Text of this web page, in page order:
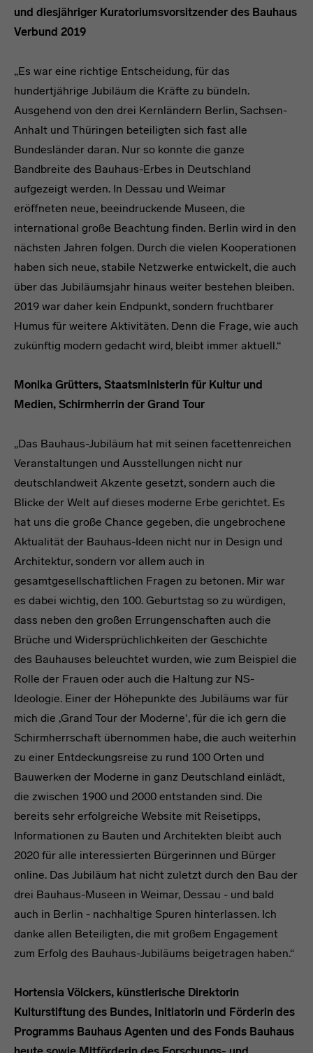
und diesjähriger Kuratoriumsvorsitzender des Bauhaus
Verbund 2019
„Es war eine richtige Entscheidung, für das
hundertjährige Jubiläum die Kräfte zu bündeln.
Ausgehend von den drei Kernländern Berlin, Sachsen-
Anhalt und Thüringen beteiligten sich fast alle
Bundesländer daran. Nur so konnte die ganze
Bandbreite des Bauhaus-Erbes in Deutschland
aufgezeigt werden. In Dessau und Weimar
eröffneten neue, beeindruckende Museen, die
international große Beachtung finden. Berlin wird in den
nächsten Jahren folgen. Durch die vielen Kooperationen
haben sich neue, stabile Netzwerke entwickelt, die auch
über das Jubiläumsjahr hinaus weiter bestehen bleiben.
2019 war daher kein Endpunkt, sondern fruchtbarer
Humus für weitere Aktivitäten. Denn die Frage, wie auch
zukünftig modern gedacht wird, bleibt immer aktuell.“
Monika Grütters, Staatsministerin für Kultur und
Medien, Schirmherrin der Grand Tour
„Das Bauhaus-Jubiläum hat mit seinen facettenreichen
Veranstaltungen und Ausstellungen nicht nur
deutschlandweit Akzente gesetzt, sondern auch die
Blicke der Welt auf dieses moderne Erbe gerichtet. Es
hat uns die große Chance gegeben, die ungebrochene
Aktualität der Bauhaus-Ideen nicht nur in Design und
Architektur, sondern vor allem auch in
gesamtgesellschaftlichen Fragen zu betonen. Mir war
es dabei wichtig, den 100. Geburtstag so zu würdigen,
dass neben den großen Errungenschaften auch die
Brüche und Widersprüchlichkeiten der Geschichte
des Bauhauses beleuchtet wurden, wie zum Beispiel die
Rolle der Frauen oder auch die Haltung zur NS-
Ideologie. Einer der Höhepunkte des Jubiläums war für
mich die ‚Grand Tour der Moderne‘, für die ich gern die
Schirmherrschaft übernommen habe, die auch weiterhin
zu einer Entdeckungsreise zu rund 100 Orten und
Bauwerken der Moderne in ganz Deutschland einlädt,
die zwischen 1900 und 2000 entstanden sind. Die
bereits sehr erfolgreiche Website mit Reisetipps,
Informationen zu Bauten und Architekten bleibt auch
2020 für alle interessierten Bürgerinnen und Bürger
online. Das Jubiläum hat nicht zuletzt durch den Bau der
drei Bauhaus-Museen in Weimar, Dessau - und bald
auch in Berlin - nachhaltige Spuren hinterlassen. Ich
danke allen Beteiligten, die mit großem Engagement
zum Erfolg des Bauhaus-Jubiläums beigetragen haben.“
Hortensia Völckers, künstlerische Direktorin
Kulturstiftung des Bundes, Initiatorin und Förderin des
Programms Bauhaus Agenten und des Fonds Bauhaus